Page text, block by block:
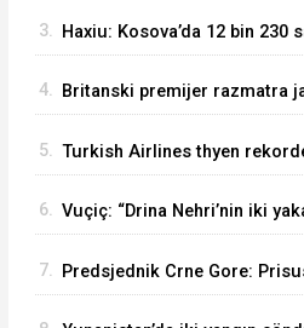
3. Haxiu: Kosova’da 12 bin 230
4. Britanski premijer razmatra
5. Turkish Airlines thyen
6. Vuçiç: “Drina Nehri’nin iki
7. Predsjednik Crne Gore: